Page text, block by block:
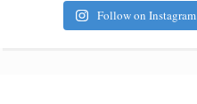
Follow on Instagram